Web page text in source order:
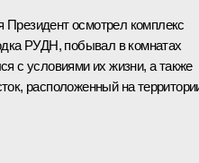
осмотрел комплекс
РУДН, побывал в комнатах
с условиями их жизни, а также
расположенный на